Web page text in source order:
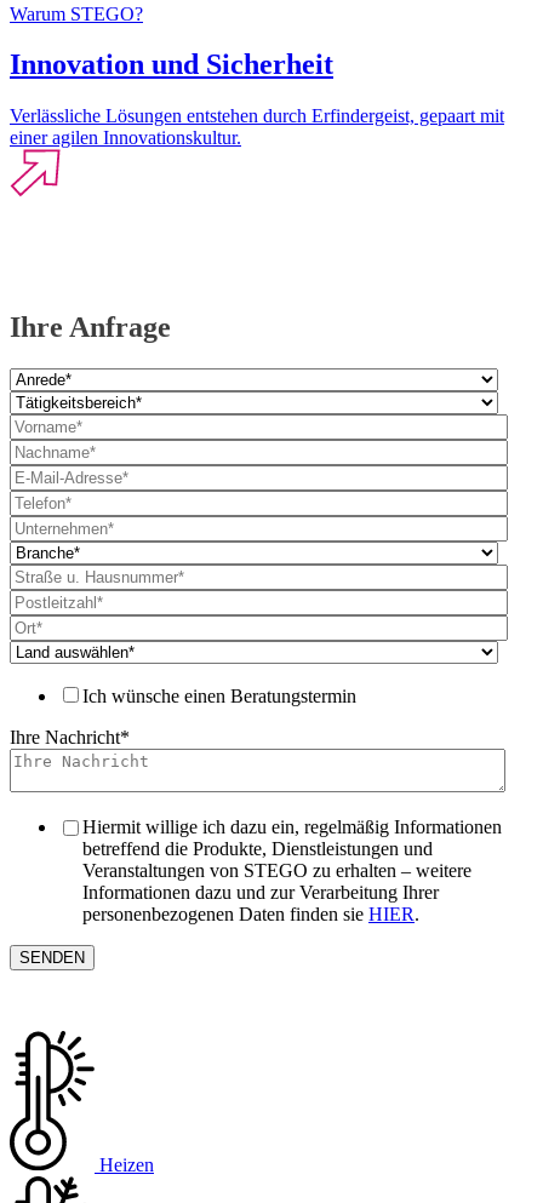
Warum STEGO?
Innovation und Sicherheit
Verlässliche Lösungen entstehen durch Erfindergeist, gepaart mit
einer agilen Innovationskultur.
Ihre Anfrage
Ich wünsche einen Beratungstermin
Ihre Nachricht*
Hiermit willige ich dazu ein, regelmäßig Informationen
betreffend die Produkte, Dienstleistungen und
Veranstaltungen von STEGO zu erhalten – weitere
Informationen dazu und zur Verarbeitung Ihrer
personenbezogenen Daten finden sie HIER.
Heizen